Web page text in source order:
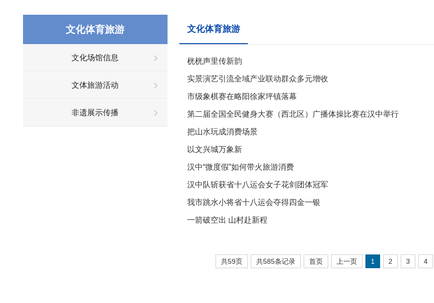
文化体育旅游
文化场馆信息
文体旅游活动
非遗展示传播
文化体育旅游
桄桄声里传新韵
实景演艺引流全域产业联动群众多元增收
市级象棋赛在略阳徐家坪镇落幕
第二届全国全民健身大赛（西北区）广播体操比赛在汉中举行
把山水玩成消费场景
以文兴城万象新
汉中“微度假”如何带火旅游消费
汉中队斩获省十八运会女子花剑团体冠军
我市跳水小将省十八运会夺得四金一银
一箭破空出 山村赴新程
共59页 共585条记录 首页 上一页 1 2 3 4